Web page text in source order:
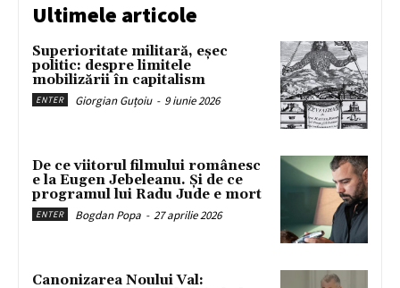
Ultimele articole
Superioritate militară, eșec
politic: despre limitele
mobilizării în capitalism
ENTER Giorgian Guțoiu - 9 iunie 2026
De ce viitorul filmului românesc
e la Eugen Jebeleanu. Și de ce
programul lui Radu Jude e mort
ENTER Bogdan Popa - 27 aprilie 2026
Canonizarea Noului Val: